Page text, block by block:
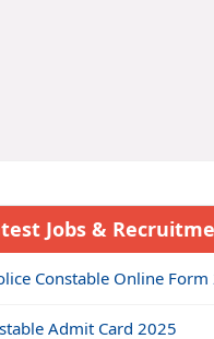
Jobs &
Constable Online Form
Admit Card 2025